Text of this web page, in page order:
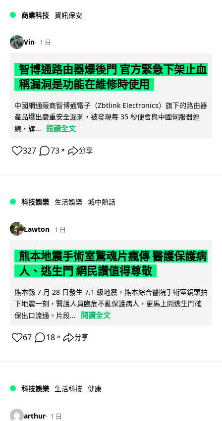
商業科技 資訊保安
Vin 1 日
智博通路由器爆後門 官方緊急下架止血
稱漏洞是功能在維修時使用
中國網通廠商智博通電子（Zbtlink Electronics）旗下的路由器
產品爆出嚴重安全漏洞，被發現每 35 秒便會與中國伺服器連
線，旗...
閱讀全文
327 73 ↗ 分享
科技娛樂 生活娛樂 城中熱話
Lawton 1 日
熊本地震手術室驚魂片瘋傳 醫護保護病
人、逃生門 網民讚值得尊敬
熊本縣 7 月 28 日發生 7.1 級地震，熊本綜合醫院手術室鏡頭拍
下地震一刻，醫護人員臨危不亂保護病人，更馬上開逃生門確
保出口流通。片段...
閱讀全文
67 18 ↗ 分享
科技娛樂 生活科技 健康
arthur 1 日